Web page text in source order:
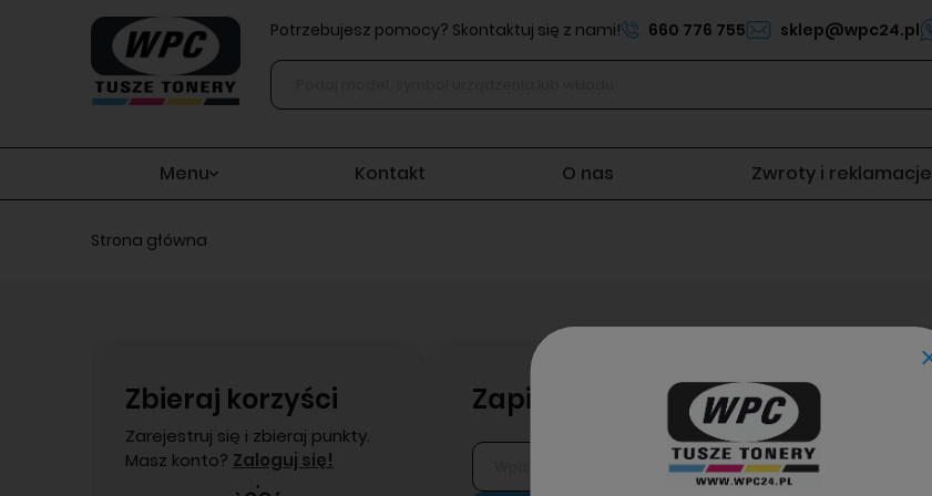
Potrzebujesz pomocy? Skontaktuj się z nami! 660 776 755 sklep@wpc24.pl
Menu Kontakt O nas Zwroty i reklamacje
Strona główna
Zbieraj korzyści
Zarejestruj się i zbieraj punkty.
Masz konto? Zaloguj się!
Zapisz się do newslettera!